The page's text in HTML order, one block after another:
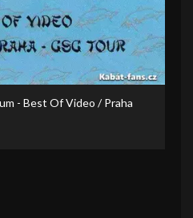
- Best Of Video / Praha